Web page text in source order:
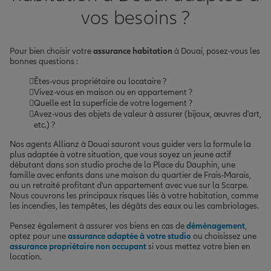
vos besoins ?
Pour bien choisir votreassurance habitation à Douai, posez-vous les
bonnes questions :
Êtes-vous propriétaire ou locataire ?
Vivez-vous en maison ou en appartement ?
Quelle est la superficie de votre logement ?
Avez-vous des objets de valeur à assurer (bijoux, œuvres d'art,
etc.) ?
Nos agents Allianz à Douai sauront vous guider vers la formule la
plus adaptée à votre situation, que vous soyez un jeune actif
débutant dans son studio proche de la Place du Dauphin, une
famille avec enfants dans une maison du quartier de Frais-Marais,
ou un retraité profitant d'un appartement avec vue sur la Scarpe.
Nous couvrons les principaux risques liés à votre habitation, comme
les incendies, les tempêtes, les dégâts des eaux ou les cambriolages.
Pensez également à assurer vos biens en cas dedéménagement,
optez pour uneassurance adaptée à votre studioou choisissez une
assurance propriétaire non occupantsi vous mettez votre bien en
location.